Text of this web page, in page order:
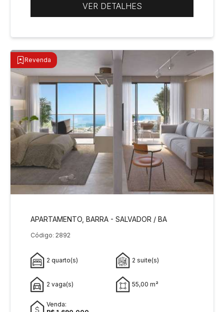
VER DETALHES
Revenda
APARTAMENTO, BARRA - SALVADOR / BA
Código: 2892
2 quarto(s) 2 suite(s)
2 vaga(s) 55,00 m²
Venda: